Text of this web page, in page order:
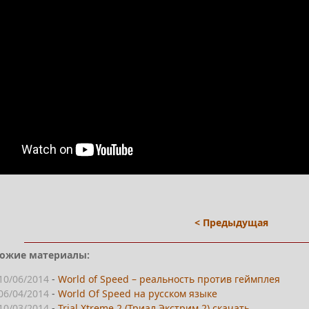
< Предыдущая
материалы:
06/2014 -World of Speed – реальность против геймплея
04/2014 -World Of Speed на русском языке